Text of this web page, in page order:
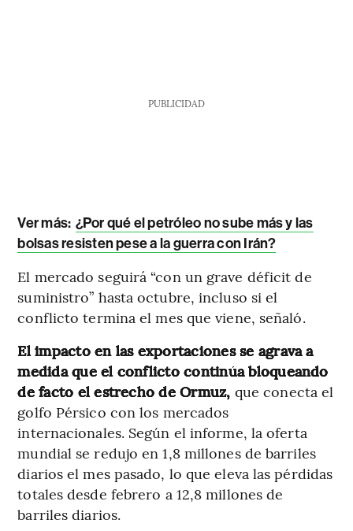
PUBLICIDAD
Ver más: ¿Por qué el petróleo no sube más y las
bolsas resisten pese a la guerra con Irán?
El mercado seguirá “con un grave déficit de
suministro” hasta octubre, incluso si el
conflicto termina el mes que viene, señaló.
El impacto en las exportaciones se agrava a
medida que el conflicto continúa bloqueando
de facto el estrecho de Ormuz, que conecta el
golfo Pérsico con los mercados
internacionales. Según el informe, la oferta
mundial se redujo en 1,8 millones de barriles
diarios el mes pasado, lo que eleva las pérdidas
totales desde febrero a 12,8 millones de
barriles diarios.